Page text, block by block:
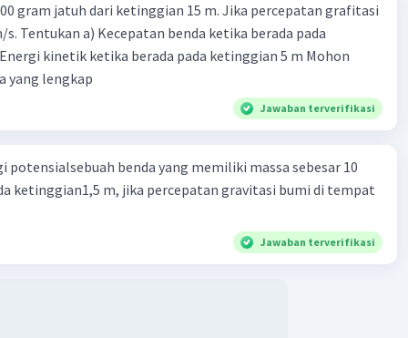
2[T]-2
dimensi
dimensinya,
dimensinya
gram jatuh dari ketinggian 15 m. Jika percepatan grafitasi
benda ketika berada pada
kinetik ketika berada pada ketinggian 5 m Mohon
yang lengkap
Jawaban terverifikasi
potensialsebuah benda yang memiliki massa sebesar 10
ketinggian1,5 m, jika percepatan gravitasi bumi di tempat
Jawaban terverifikasi